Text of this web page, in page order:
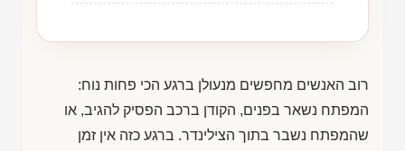
רוב האנשים מחפשים מנעולן ברגע הכי פחות נוח:
המפתח נשאר בפנים, הקודן ברכב הפסיק להגיב, או
שהמפתח נשבר בתוך הצילינדר. ברגע כזה אין זמן